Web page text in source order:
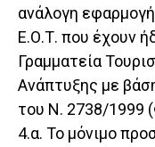
ανάλογη
Ε.Ο.Τ. που έχουν
Γραμματεία
Ανάπτυξης με
του Ν. 2738/1999
4.α. Το μόνιμο